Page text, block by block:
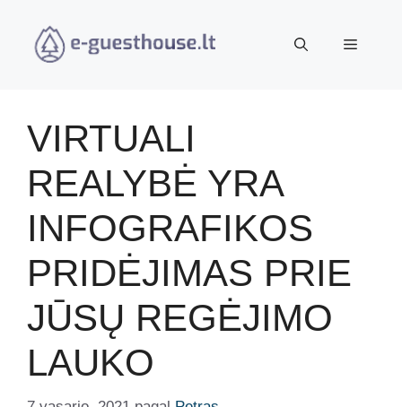
turinio
Meniu
VIRTUALI
REALYBĖ YRA
INFOGRAFIKOS
PRIDĖJIMAS PRIE
JŪSŲ REGĖJIMO
LAUKO